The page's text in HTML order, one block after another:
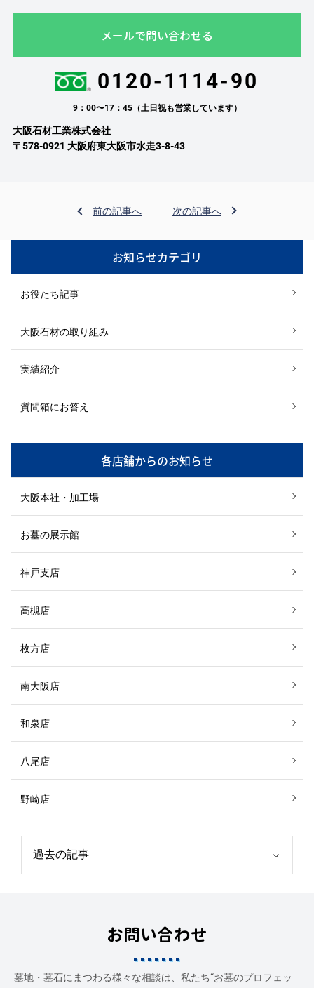
メールで問い合わせる
0120-1114-90
9：00〜17：45（土日祝も営業しています）
大阪石材工業株式会社
〒578-0921 大阪府東大阪市水走3-8-43
前の記事へ 次の記事へ
お知らせカテゴリ
お役たち記事
大阪石材の取り組み
実績紹介
質問箱にお答え
各店舗からのお知らせ
大阪本社・加工場
お墓の展示館
神戸支店
高槻店
枚方店
南大阪店
和泉店
八尾店
野崎店
お問い合わせ
墓地・墓石にまつわる様々な相談は、私たち“お墓のプロフェッ